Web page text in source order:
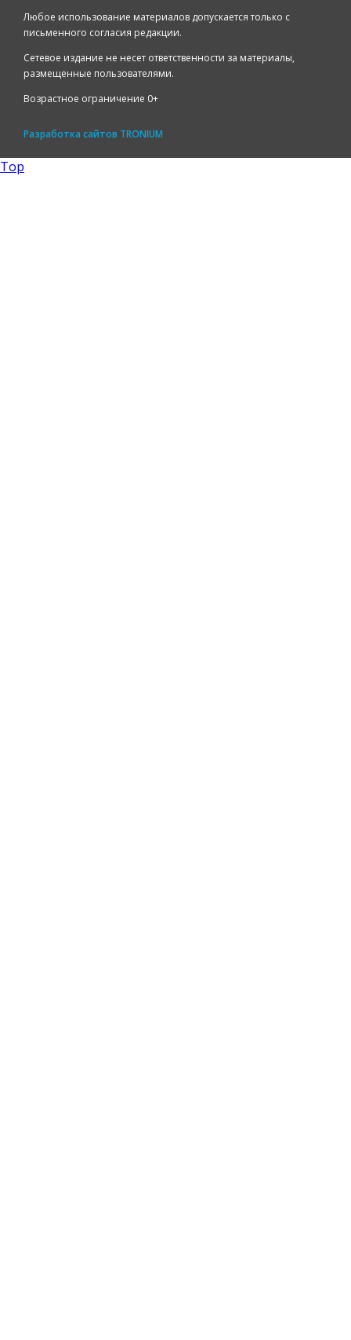
Любое использование материалов допускается только с
письменного согласия редакции.
Сетевое издание не несет ответственности за материалы,
размещенные пользователями.
Возрастное ограничение 0+
Разработка сайтов TRONIUM
Top